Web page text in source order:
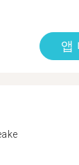
앱